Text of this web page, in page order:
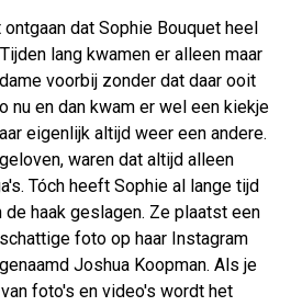
dat Sophie Bouquet heel
lang kwamen er alleen maar
voorbij zonder dat daar ooit
nu en dan kwam er wel een kiekje
eigenlijk altijd weer een andere.
waren dat altijd alleen
Tóch heeft Sophie al lange tijd
de haak geslagen. Ze plaatst een
foto op haar Instagram
Joshua Koopman. Als je
foto's en video's wordt het